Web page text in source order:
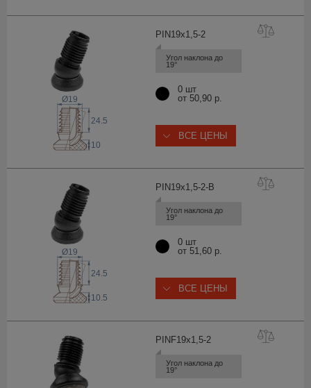
PIN19x1,5-2
Угол наклона до
19°
24.5
10
Ø19
0 шт
от 50,90 р.
ВСЕ ЦЕНЫ
PIN19x1,5-2-B
Угол наклона до
19°
24.5
10.5
Ø19
0 шт
от 51,60 р.
ВСЕ ЦЕНЫ
PINF19x1,5-2
Угол наклона до
19°